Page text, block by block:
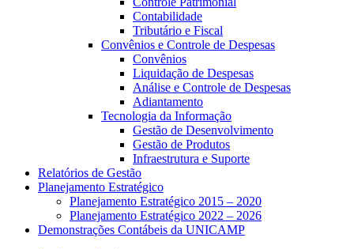
Contabilidade
Tributário e Fiscal
Convênios e Controle de Despesas
Convênios
Liquidação de Despesas
Análise e Controle de Despesas
Adiantamento
Tecnologia da Informação
Gestão de Desenvolvimento
Gestão de Produtos
Infraestrutura e Suporte
Relatórios de Gestão
Planejamento Estratégico
Planejamento Estratégico 2015 – 2020
Planejamento Estratégico 2022 – 2026
Demonstrações Contábeis da UNICAMP